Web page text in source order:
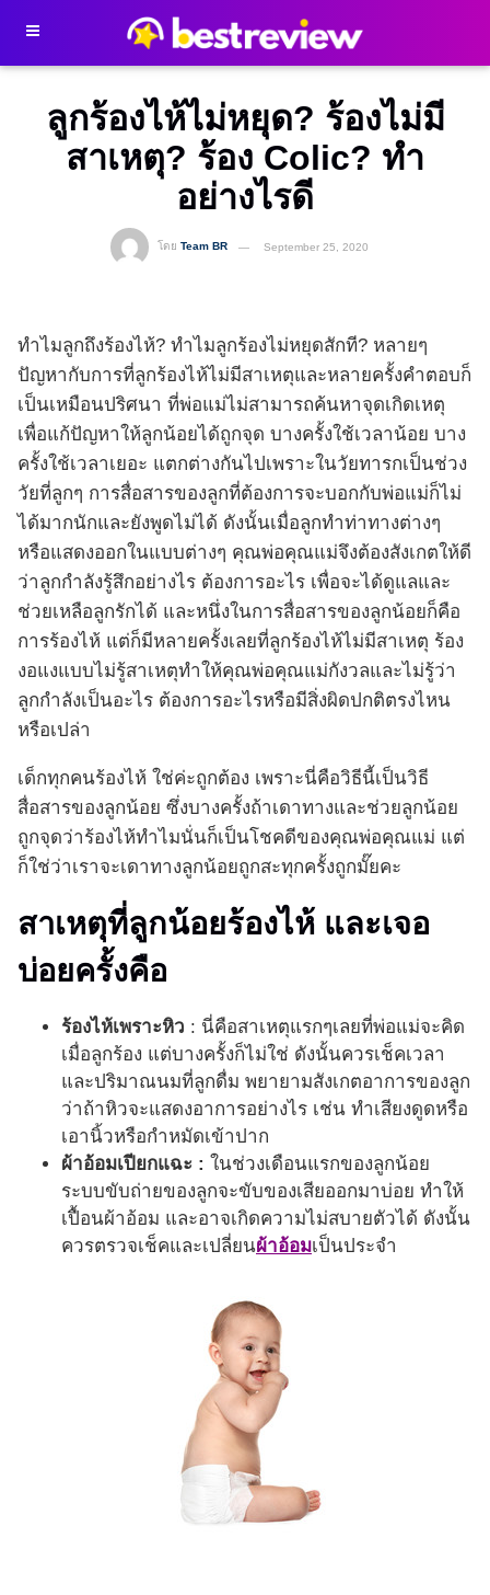
ลูกร้องไห้ไม่หยุด? ร้องไม่มี
สาเหตุ? ร้อง Colic? ทำ
อย่างไรดี
โดย Team BR September 25, 2020
ทำไมลูกถึงร้องไห้? ทำไมลูกร้องไม่หยุดสักที? หลายๆ
ปัญหากับการที่ลูกร้องไห้ไม่มีสาเหตุและหลายครั้งคำตอบก็
เป็นเหมือนปริศนา ที่พ่อแม่ไม่สามารถค้นหาจุดเกิดเหตุ
เพื่อแก้ปัญหาให้ลูกน้อยได้ถูกจุด บางครั้งใช้เวลาน้อย บาง
ครั้งใช้เวลาเยอะ แตกต่างกันไปเพราะในวัยทารกเป็นช่วง
วัยที่ลูกๆ การสื่อสารของลูกที่ต้องการจะบอกกับพ่อแม่ก็ไม่
ได้มากนักและยังพูดไม่ได้ ดังนั้นเมื่อลูกทำท่าทางต่างๆ
หรือแสดงออกในแบบต่างๆ คุณพ่อคุณแม่จึงต้องสังเกตให้ดี
ว่าลูกกำลังรู้สึกอย่างไร ต้องการอะไร เพื่อจะได้ดูแลและ
ช่วยเหลือลูกรักได้ และหนึ่งในการสื่อสารของลูกน้อยก็คือ
การร้องไห้ แต่ก็มีหลายครั้งเลยที่ลูกร้องไห้ไม่มีสาเหตุ ร้อง
งอแงแบบไม่รู้สาเหตุทำให้คุณพ่อคุณแม่กังวลและไม่รู้ว่า
ลูกกำลังเป็นอะไร ต้องการอะไรหรือมีสิ่งผิดปกติตรงไหน
หรือเปล่า
เด็กทุกคนร้องไห้ ใช่ค่ะถูกต้อง เพราะนี่คือวิธีนี้เป็นวิธี
สื่อสารของลูกน้อย ซึ่งบางครั้งถ้าเดาทางและช่วยลูกน้อย
ถูกจุดว่าร้องไห้ทำไมนั่นก็เป็นโชคดีของคุณพ่อคุณแม่ แต่
ก็ใช่ว่าเราจะเดาทางลูกน้อยถูกสะทุกครั้งถูกมั๊ยคะ
สาเหตุที่ลูกน้อยร้องไห้ และเจอ
บ่อยครั้งคือ
ร้องไห้เพราะหิว : นี่คือสาเหตุแรกๆเลยที่พ่อแม่จะคิด
เมื่อลูกร้อง แต่บางครั้งก็ไม่ใช่ ดังนั้นควรเช็คเวลา
และปริมาณนมที่ลูกดื่ม พยายามสังเกตอาการของลูก
ว่าถ้าหิวจะแสดงอาการอย่างไร เช่น ทำเสียงดูดหรือ
เอานิ้วหรือกำหมัดเข้าปาก
ผ้าอ้อมเปียกแฉะ : ในช่วงเดือนแรกของลูกน้อย
ระบบขับถ่ายของลูกจะขับของเสียออกมาบ่อย ทำให้
เปื้อนผ้าอ้อม และอาจเกิดความไม่สบายตัวได้ ดังนั้น
ควรตรวจเช็คและเปลี่ยนผ้าอ้อมเป็นประจำ